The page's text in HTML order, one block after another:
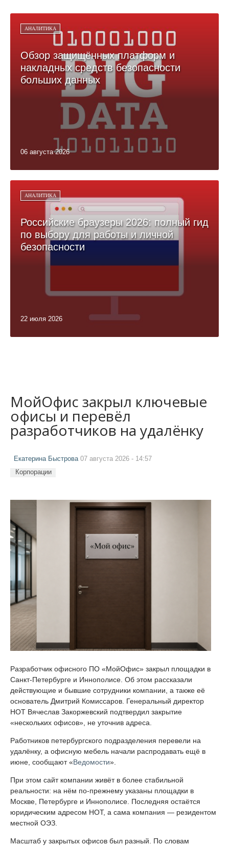
АНАЛИТИКА
Обзор защищённых платформ и
накладных средств безопасности
больших данных
06 августа 2026
АНАЛИТИКА
Российские браузеры 2026: полный гид
по выбору для работы и личной
безопасности
22 июля 2026
МойОфис закрыл ключевые
офисы и перевёл
разработчиков на удалёнку
Екатерина Быстрова 07 августа 2026 - 14:57
Корпорации
Разработчик офисного ПО «МойОфис» закрыл площадки в
Санкт-Петербурге и Иннополисе. Об этом рассказали
действующие и бывшие сотрудники компании, а также её
основатель Дмитрий Комиссаров. Генеральный директор
НОТ Вячеслав Закоржевский подтвердил закрытие
«нескольких офисов», не уточнив адреса.
Работников петербургского подразделения перевели на
удалёнку, а офисную мебель начали распродавать ещё в
июне, сообщают «Ведомости».
При этом сайт компании живёт в более стабильной
реальности: на нём по-прежнему указаны площадки в
Москве, Петербурге и Иннополисе. Последняя остаётся
юридическим адресом НОТ, а сама компания — резидентом
местной ОЭЗ.
Масштаб у закрытых офисов был разный. По словам